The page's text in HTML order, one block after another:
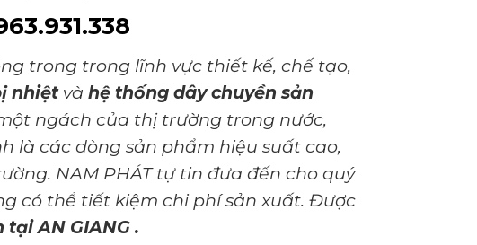
trong trong lĩnh vực thiết kế, chế tạo,
nhiệtvàhệ thống dây chuyền sản
ngách của thị trường trong nước,
là các dòng sản phẩm hiệu suất cao,
NAM PHÁT tự tin đưa đến cho quý
có thể tiết kiệm chi phí sản xuất. Được
AN GIANG .